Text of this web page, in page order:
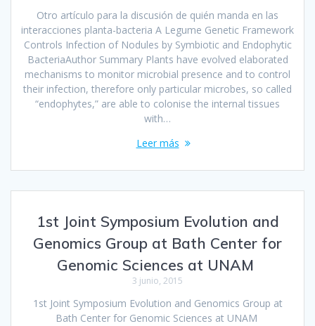
Otro artículo para la discusión de quién manda en las
interacciones planta-bacteria A Legume Genetic Framework
Controls Infection of Nodules by Symbiotic and Endophytic
BacteriaAuthor Summary Plants have evolved elaborated
mechanisms to monitor microbial presence and to control
their infection, therefore only particular microbes, so called
“endophytes,” are able to colonise the internal tissues
with…
Leer más
1st Joint Symposium Evolution and
Genomics Group at Bath Center for
Genomic Sciences at UNAM
3 junio, 2015
1st Joint Symposium Evolution and Genomics Group at
Bath Center for Genomic Sciences at UNAM